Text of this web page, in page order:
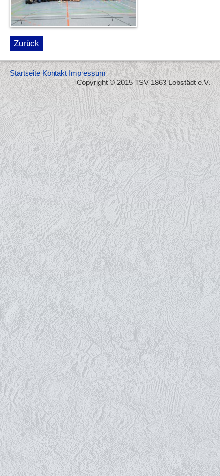
Zurück
Startseite Kontakt Impressum
Copyright © 2015 TSV 1863 Lobstädt e.V.